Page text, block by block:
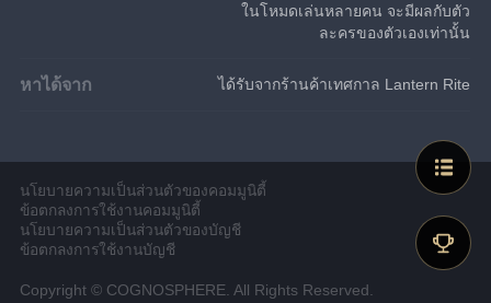
ในโหมดเล่นหลายคน จะมีผลกับตัว
ละครของตัวเองเท่านั้น
หาได้จาก ได้รับจากร้านค้าเทศกาล Lantern Rite
นโยบายความเป็นส่วนตัวของคอมมูนิตี้
ข้อตกลงการใช้งานคอมมูนิตี้
นโยบายความเป็นส่วนตัวของบัญชี
ข้อตกลงการใช้งานบัญชี
Copyright © COGNOSPHERE. All Rights Reserved.